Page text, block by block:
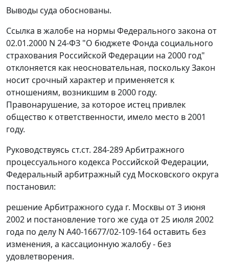
Выводы суда обоснованы.
Ссылка в жалобе на нормы Федерального закона от
02.01.2000 N 24-ФЗ "О бюджете Фонда социального
страхования Российской Федерации на 2000 год"
отклоняется как неосновательная, посколькуЗакон
носит срочный характер и применяется к
отношениям, возникшим в 2000 году.
Правонарушение, за которое истец привлек
общество к ответственности, имело место в 2001
году.
Руководствуясь ст.ст. 284-289Арбитражного
процессуального кодекса Российской Федерации,
Федеральный арбитражный суд Московского округа
постановил:
решение Арбитражного суда г. Москвы от 3 июня
2002 и постановление того же суда от 25 июля 2002
года по делу N А40-16677/02-109-164 оставить без
изменения, а кассационную жалобу - без
удовлетворения.